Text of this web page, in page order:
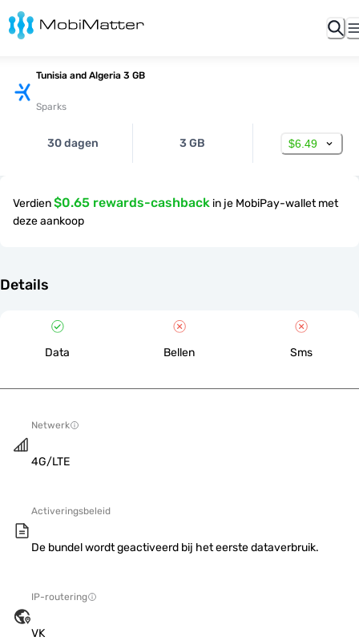
Tunisia and Algeria 3 GB
Sparks
30 dagen 3 GB $6.49
Verdien$0.65 rewards-cashback in je MobiPay-wallet met
deze aankoop
Details
Data Bellen Sms
Netwerk
4G/LTE
Activeringsbeleid
De bundel wordt geactiveerd bij het eerste dataverbruik.
IP-routering
VK